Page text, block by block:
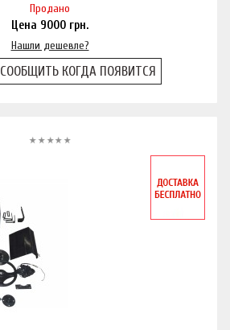
Продано
Цена 9000 грн.
Нашли дешевле?
СООБЩИТЬ КОГДА ПОЯВИТСЯ